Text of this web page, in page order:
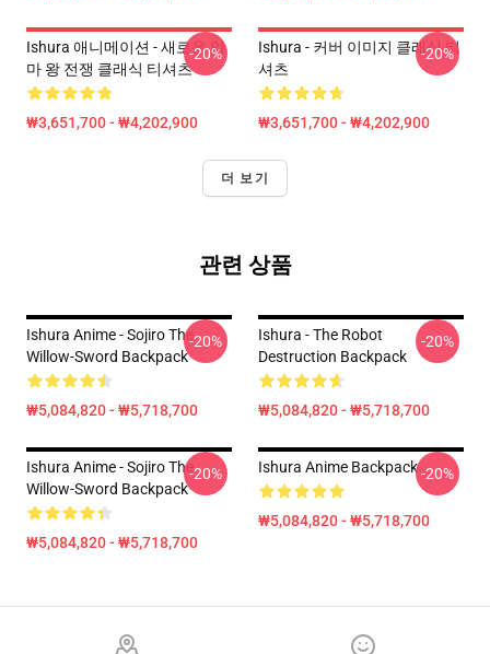
Ishura 애니메이션 - 새로운 악
마 왕 전쟁 클래식 티셔츠
₩3,651,700 - ₩4,202,900
-20%
Ishura - 커버 이미지 클래식 티
셔츠
₩3,651,700 - ₩4,202,900
-20%
더 보기
관련 상품
Ishura Anime - Sojiro The
Willow-Sword Backpack
₩5,084,820 - ₩5,718,700
-20%
Ishura - The Robot
Destruction Backpack
₩5,084,820 - ₩5,718,700
-20%
Ishura Anime - Sojiro The
Willow-Sword Backpack
₩5,084,820 - ₩5,718,700
-20% Ishura Anime Backpack
₩5,084,820 - ₩5,718,700
-20%